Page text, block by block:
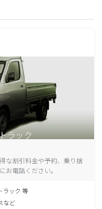
な割引料金や予約、乗り捨
お電話ください。
ラック 等
など